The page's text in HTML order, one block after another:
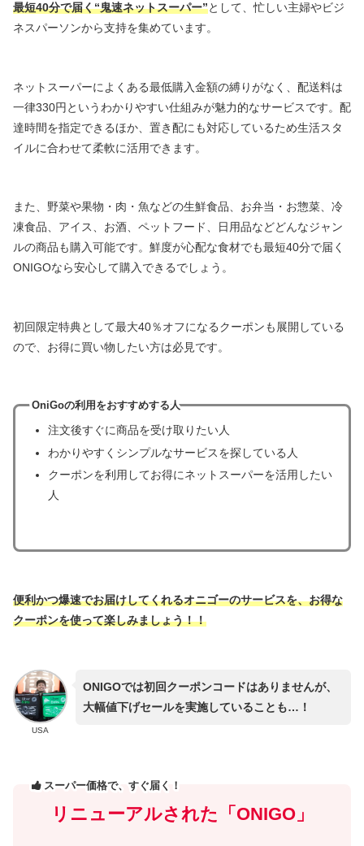
最短40分で届く“鬼速ネットスーパー”として、忙しい主婦やビジ
ネスパーソンから支持を集めています。
ネットスーパーによくある最低購入金額の縛りがなく、配送料は
一律330円というわかりやすい仕組みが魅力的なサービスです。配
達時間を指定できるほか、置き配にも対応しているため生活スタ
イルに合わせて柔軟に活用できます。
また、野菜や果物・肉・魚などの生鮮食品、お弁当・お惣菜、冷
凍食品、アイス、お酒、ペットフード、日用品などどんなジャン
ルの商品も購入可能です。鮮度が心配な食材でも最短40分で届く
ONIGOなら安心して購入できるでしょう。
初回限定特典として最大40％オフになるクーポンも展開している
ので、お得に買い物したい方は必見です。
OniGoの利用をおすすめする人
注文後すぐに商品を受け取りたい人
わかりやすくシンプルなサービスを探している人
クーポンを利用してお得にネットスーパーを活用したい
人
便利かつ爆速でお届けしてくれるオニゴーのサービスを、お得な
クーポンを使って楽しみましょう！！
USA
ONIGOでは初回クーポンコードはありませんが、
大幅値下げセールを実施していることも…！
スーパー価格で、すぐ届く！
リニューアルされた「ONIGO」